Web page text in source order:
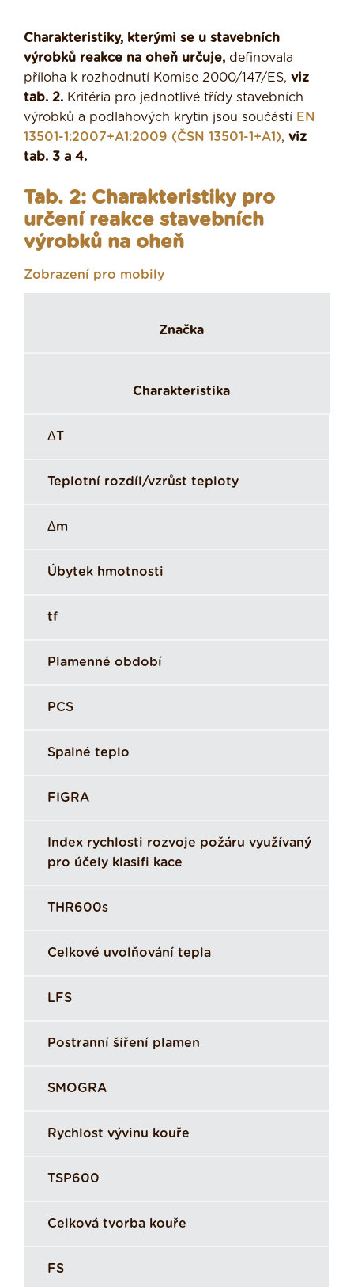
Charakteristiky, kterými se u stavebních
výrobků reakce na oheň určuje, definovala
příloha k rozhodnutí Komise 2000/147/ES, viz
tab. 2. Kritéria pro jednotlivé třídy stavebních
výrobků a podlahových krytin jsou součástí EN
13501-1:2007+A1:2009 (ČSN 13501-1+A1), viz
tab. 3 a 4.
Tab. 2: Charakteristiky pro
určení reakce stavebních
výrobků na oheň
Zobrazení pro mobily
Značka
Charakteristika
ΔT
Teplotní rozdíl/vzrůst teploty
Δm
Úbytek hmotnosti
tf
Plamenné období
PCS
Spalné teplo
FIGRA
Index rychlosti rozvoje požáru využívaný
pro účely klasifi kace
THR600s
Celkové uvolňování tepla
LFS
Postranní šíření plamen
SMOGRA
Rychlost vývinu kouře
TSP600
Celková tvorba kouře
FS